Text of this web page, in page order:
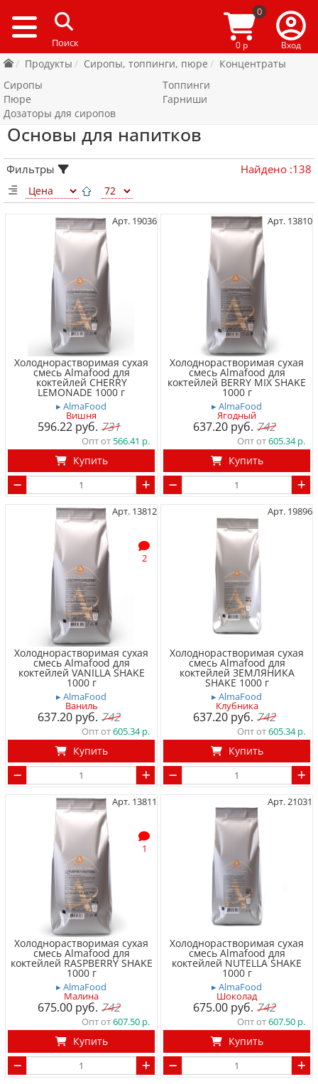
0
0 р Вход
Продукты Сиропы, топпинги, пюре
Концентраты
Сиропы
Топпинги
Пюре
Гарниши
Дозаторы для сиропов
Основы для напитков
Фильтры Найдено :138
Арт. 19036
Холоднорастворимая сухая
смесь Almafood для
коктейлей СHERRY
LEMONADE 1000 г
▸ AlmaFood
Вишня
596.22 731
Опт от 566.41
Купить
Арт. 13810
Холоднорастворимая сухая
смесь Almafood для
коктейлей BERRY MIX SHAKE
1000 г
▸ AlmaFood
Ягодный
637.20 742
Опт от605.34
Купить
Арт. 13812
2
Холоднорастворимая сухая
смесь Almafood для
коктейлей VANILLA SHAKE
1000 г
▸ AlmaFood
Ваниль
637.20 742
Опт от605.34
Купить
Арт. 19896
Холоднорастворимая сухая
смесь Almafood для
коктейлей ЗЕМЛЯНИКА
SHAKE 1000 г
▸ AlmaFood
Клубника
637.20 742
Опт от605.34
Купить
Арт. 13811
1
Холоднорастворимая сухая
смесь Almafood для
коктейлей RASPBERRY SHAKE
1000 г
▸ AlmaFood
Малина
675.00 742
Опт от607.50
Купить
Арт. 21031
Холоднорастворимая сухая
смесь Almafood для
коктейлей NUTELLA SHAKE
1000 г
▸ AlmaFood
Шоколад
675.00 742
Опт от607.50
Купить